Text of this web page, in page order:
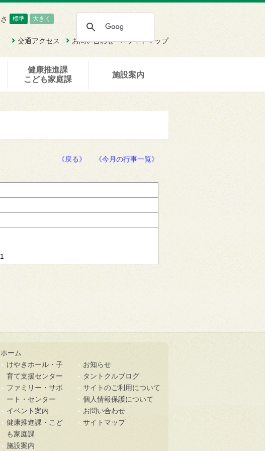
交通アクセス お問い合わせ サイトマップ
標準 大きく
健康推進課
こども家庭課
施設案内
《戻る》 《今月の行事一覧》
ホーム
けやきホール・子
育て支援センター
ファミリー・サポ
ート・センター
イベント案内
健康推進課・こど
も家庭課
施設案内
お知らせ
タントクルブログ
サイトのご利用について
個人情報保護について
お問い合わせ
サイトマップ